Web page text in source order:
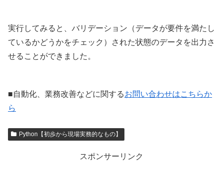
実行してみると、バリデーション（データが要件を満たし
ているかどうかをチェック）された状態のデータを出力さ
せることができました。
■自動化、業務改善などに関するお問い合わせはこちらか
ら
Python【初歩から現場実務的なもの】
スポンサーリンク